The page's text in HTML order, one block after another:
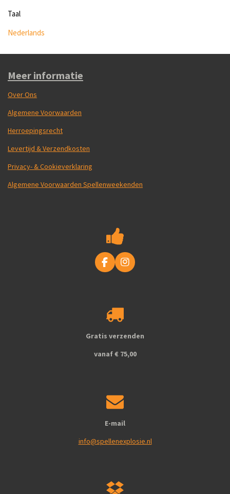
Taal
Nederlands
Meer informatie
Over Ons
Algemene Voorwaarden
Herroepingsrecht
Levertijd & Verzendkosten
Privacy- & Cookieverklaring
Algemene Voorwaarden Spellenweekenden
F
a
o
o
I
n
m
Gratis verzenden
vanaf € 75,00
E-mail
info@spellenexplosie.nl